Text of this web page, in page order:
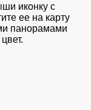
иконку с
ее на карту
панорамами